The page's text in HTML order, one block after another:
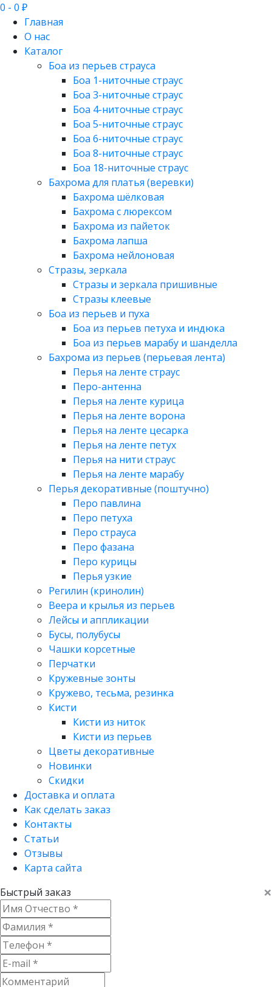
0 - 0 ₽
Главная
О нас
Каталог
Боа из перьев страуса
Боа 1-ниточные страус
Боа 3-ниточные страус
Боа 4-ниточные страус
Боа 5-ниточные страус
Боа 6-ниточные страус
Боа 8-ниточные страус
Боа 18-ниточные страус
Бахрома для платья (веревки)
Бахрома шёлковая
Бахрома с люрексом
Бахрома из пайеток
Бахрома лапша
Бахрома нейлоновая
Стразы, зеркала
Стразы и зеркала пришивные
Стразы клеевые
Боа из перьев и пуха
Боа из перьев петуха и индюка
Боа из перьев марабу и шанделла
Бахрома из перьев (перьевая лента)
Перья на ленте страус
Перо-антенна
Перья на ленте курица
Перья на ленте ворона
Перья на ленте цесарка
Перья на ленте петух
Перья на нити страус
Перья на ленте марабу
Перья декоративные (поштучно)
Перо павлина
Перо петуха
Перо страуса
Перо фазана
Перо курицы
Перья узкие
Регилин (кринолин)
Веера и крылья из перьев
Лейсы и аппликации
Бусы, полубусы
Чашки корсетные
Перчатки
Кружевные зонты
Кружево, тесьма, резинка
Кисти
Кисти из ниток
Кисти из перьев
Цветы декоративные
Новинки
Скидки
Доставка и оплата
Как сделать заказ
Контакты
Статьи
Отзывы
Карта сайта
×
Быстрый заказ